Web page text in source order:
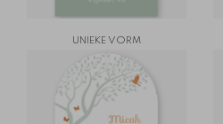
UNIEKE VORM